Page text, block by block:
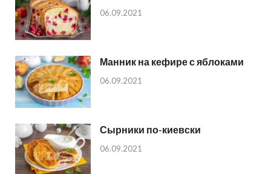
06.09.2021
Манник на кефире с яблоками
06.09.2021
Сырники по-киевски
06.09.2021